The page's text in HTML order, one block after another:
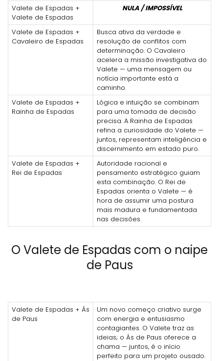
Valete de Espadas +
Valete de Espadas
NULA / IMPOSSÍVEL
Valete de Espadas +
Cavaleiro de Espadas
Busca ativa da verdade e
resolução de conflitos com
determinação. O Cavaleiro
acelera a missão investigativa do
Valete — uma mensagem ou
notícia importante está a
caminho.
Valete de Espadas +
Rainha de Espadas
Lógica e intuição se combinam
para uma tomada de decisão
precisa. A Rainha de Espadas
refina a curiosidade do Valete —
juntos, representam inteligência e
discernimento em estado puro.
Valete de Espadas +
Rei de Espadas
Autoridade racional e
pensamento estratégico guiam
esta combinação. O Rei de
Espadas orienta o Valete — é
hora de assumir uma postura
mais madura e fundamentada
nas decisões.
O Valete de Espadas com o naipe
de Paus
Valete de Espadas + Ás
de Paus
Um novo começo criativo surge
com energia e entusiasmo
contagiantes. O Valete traz as
ideias; o Ás de Paus oferece a
chama — juntos, é o início
perfeito para um projeto ousado.